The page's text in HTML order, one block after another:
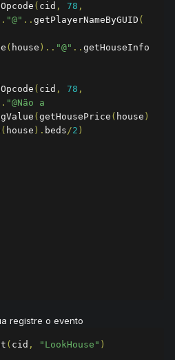
( cid , 78 ,
"@" .. getPlayerNameByGUID (
( house ).. "@" .. getHouseInfo
( cid , 78 ,
"@Não a
( getHousePrice ( house )
( house ). beds/2 )
registre o evento
( cid , "LookHouse" )